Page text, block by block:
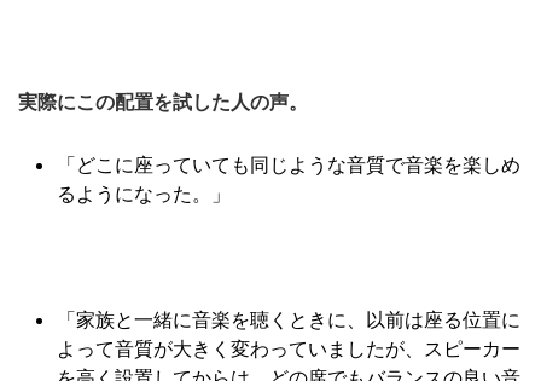
実際にこの配置を試した人の声。
「どこに座っていても同じような音質で音楽を楽しめ
るようになった。」
「家族と一緒に音楽を聴くときに、以前は座る位置に
よって音質が大きく変わっていましたが、スピーカー